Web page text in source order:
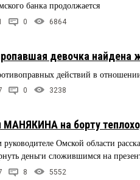
банка продолжается
0 6864
девочка найдена
действий в
0 3238
МАНЯКИНА на борту
Омской области
деньги сложившимся на
8 5552